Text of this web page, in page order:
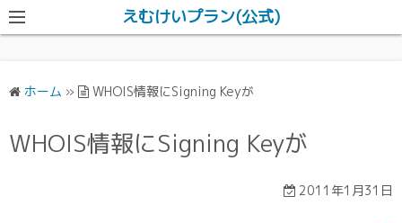
えむけいプラン(公式)
ホーム » WHOIS情報にSigning Keyが
WHOIS情報にSigning Keyが
2011年1月31日